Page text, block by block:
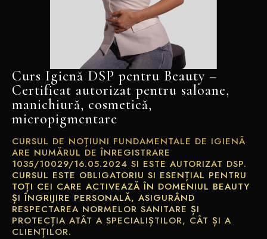
Curs Igienă DSP pentru Beauty –
Certificat autorizat pentru saloane,
manichiură, cosmetică,
micropigmentare
CURSUL DE NOȚIUNI FUNDAMENTALE DE IGIENĂ
ARE NUMĂRUL DE ÎNREGISTRARE
1035/10029/16.05.2024 SI ESTE AUTORIZAT DSP.
CURSUL ESTE OBLIGATORIU SI ESENȚIAL PENTRU
TOȚI CEI CARE ACTIVEAZĂ ÎN DOMENIUL BEAUTY
ȘI ÎNGRIJIRE PERSONALĂ, ASIGURÂND
RESPECTAREA NORMELOR SANITARE ȘI
PROTECȚIA ATÂT A SPECIALIȘTILOR, CÂT ȘI A
CLIENȚILOR.